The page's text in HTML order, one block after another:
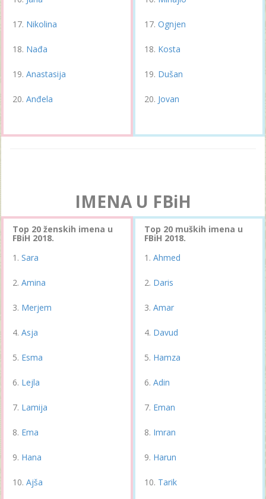
Nikolina
Nađa
Anastasija
Anđela
Ognjen
Kosta
Dušan
Jovan
IMENA U FBiH
Top 20 ženskih imena u
FBiH 2018.
Sara
Amina
Merjem
Asja
Esma
Lejla
Lamija
Ema
Hana
Ajša
Top 20 muških imena u
FBiH 2018.
Ahmed
Daris
Amar
Davud
Hamza
Adin
Eman
Imran
Harun
Tarik